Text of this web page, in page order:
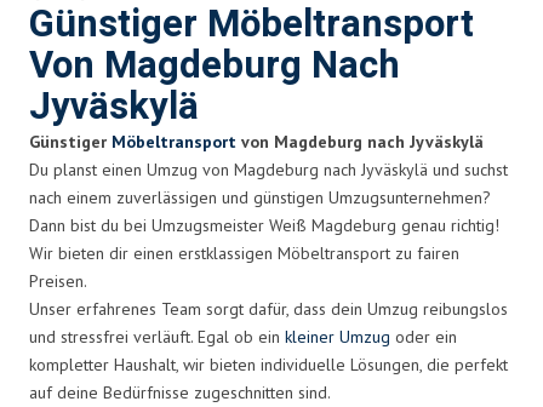
Günstiger Möbeltransport
Von Magdeburg Nach
Jyväskylä
Günstiger Möbeltransport von Magdeburg nach Jyväskylä
Du planst einen Umzug von Magdeburg nach Jyväskylä und suchst
nach einem zuverlässigen und günstigen Umzugsunternehmen?
Dann bist du bei Umzugsmeister Weiß Magdeburg genau richtig!
Wir bieten dir einen erstklassigen Möbeltransport zu fairen
Preisen.
Unser erfahrenes Team sorgt dafür, dass dein Umzug reibungslos
und stressfrei verläuft. Egal ob ein kleiner Umzug oder ein
kompletter Haushalt, wir bieten individuelle Lösungen, die perfekt
auf deine Bedürfnisse zugeschnitten sind.